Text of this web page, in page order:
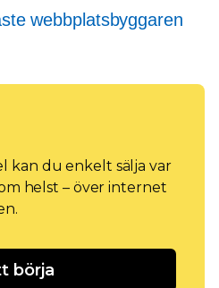
webbplatsbyggaren
kan du enkelt sälja var
helst – över internet
börja